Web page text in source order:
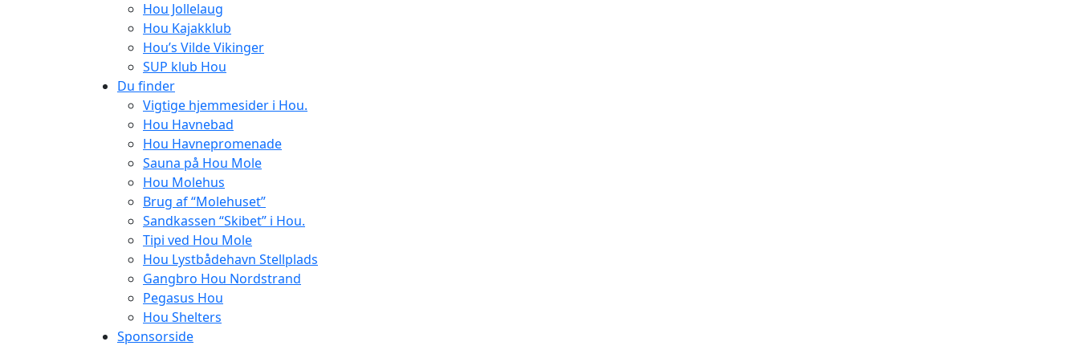
Hou Jollelaug
Hou Kajakklub
Hou’s Vilde Vikinger
SUP klub Hou
Du finder
Vigtige hjemmesider i Hou.
Hou Havnebad
Hou Havnepromenade
Sauna på Hou Mole
Hou Molehus
Brug af “Molehuset”
Sandkassen “Skibet” i Hou.
Tipi ved Hou Mole
Hou Lystbådehavn Stellplads
Gangbro Hou Nordstrand
Pegasus Hou
Hou Shelters
Sponsorside